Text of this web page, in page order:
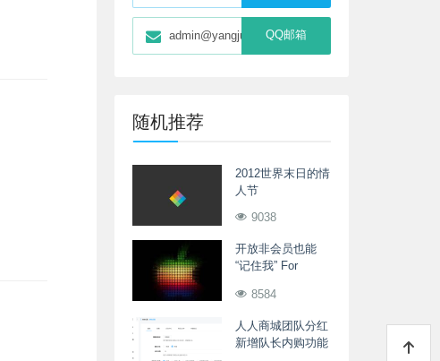
admin@yangjunwei.com
QQ邮箱
随机推荐
2012世界末日的情
人节
9038
开放非会员也能
“记住我” For
8584
人人商城团队分红
新增队长内购功能